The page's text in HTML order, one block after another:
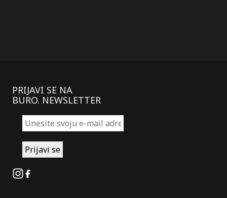
PRIJAVI SE NA
BURO. NEWSLETTER
Instagram
Facebook